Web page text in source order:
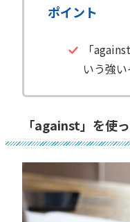
ポイント
「
いう強
「against」を使